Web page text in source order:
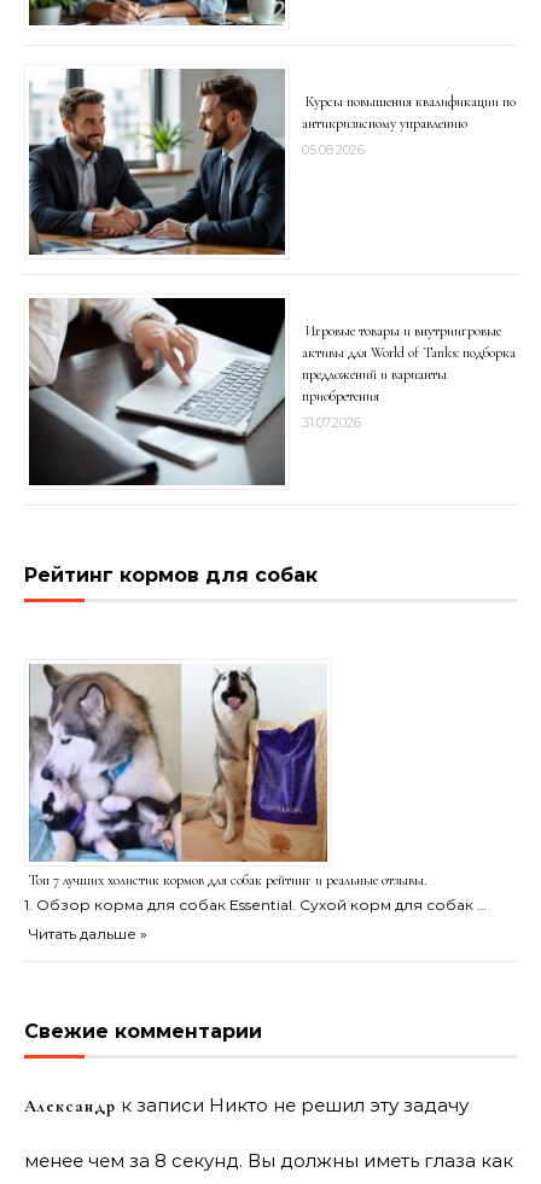
Курсы повышения квалификации по
антикризисному управлению
05.08.2026
Игровые товары и внутриигровые
активы для World of Tanks: подборка
предложений и варианты
приобретения
31.07.2026
Рейтинг кормов для собак
Топ 7 лучших холистик кормов для собак рейтинг и реальные отзывы.
1. Обзор корма для собак Essential. Сухой корм для собак …
Читать дальше »
Свежие комментарии
Александр к записи Никто не решил эту задачу
менее чем за 8 секунд. Вы должны иметь глаза как